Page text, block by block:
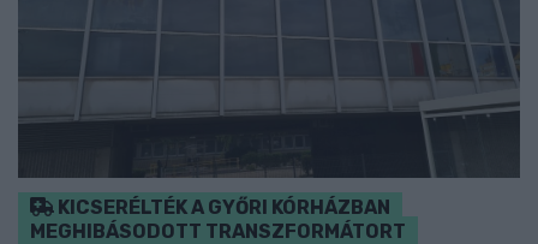
KICSERÉLTÉK A GYŐRI KÓRHÁZBAN
MEGHIBÁSODOTT TRANSZFORMÁTORT